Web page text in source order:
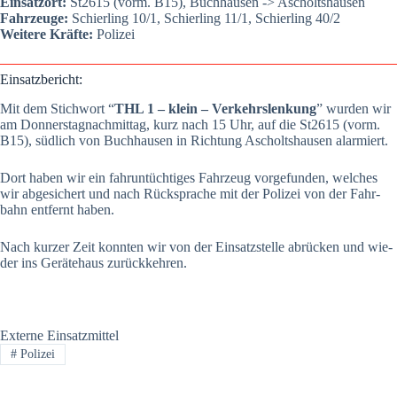
Fahr­zeu­ge: Schier­ling 10/1, Schier­ling 11/1, Schier­ling 40/2
Wei­te­re Kräf­te: Poli­zei
Ein­satz­be­richt:
Mit dem Stich­wort “THL 1 – klein – Ver­kehrs­len­kung” wur­den wir
am Don­ners­tag­nach­mit­tag, kurz nach 15 Uhr, auf die St2615 (vorm.
B15), süd­lich von Buch­hau­sen in Rich­tung Ascholts­hau­sen alar­miert.
Dort haben wir ein fahr­un­tüch­ti­ges Fahr­zeug vor­ge­fun­den, wel­ches
wir abge­si­chert und nach Rück­spra­che mit der Poli­zei von der Fahr­
bahn ent­fernt haben.
Nach kur­zer Zeit konn­ten wir von der Ein­satz­stel­le abrü­cken und wie­
der ins Gerä­te­haus zurück­keh­ren.
Externe Einsatzmittel
#Polizei